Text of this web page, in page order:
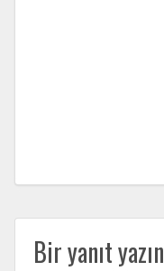
Bir yanıt yazın